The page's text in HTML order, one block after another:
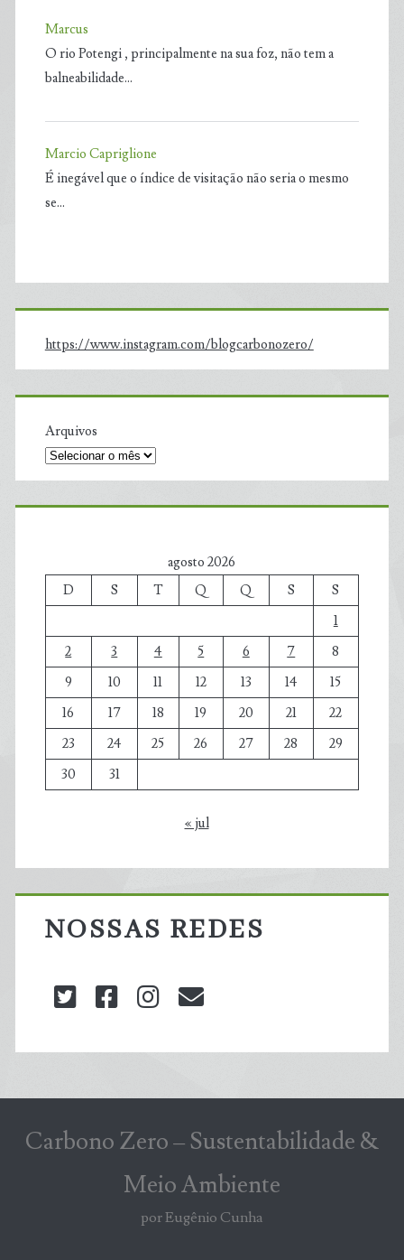
Marcus
O rio Potengi , principalmente na sua foz, não tem a
balneabilidade…
Marcio Capriglione
É inegável que o índice de visitação não seria o mesmo
se…
https://www.instagram.com/blogcarbonozero/
Arquivos
agosto 2026
D
S T Q Q S
S
1
2
3 4 5 6 7
8
9
10 11 12 13 14
15
16
17 18 19 20 21
22
23
24 25 26 27 28
29
30
31
« jul
NOSSAS REDES
twitterfacebookinstagram
Carbono Zero – Sustentabilidade &
Meio Ambiente
por Eugênio Cunha